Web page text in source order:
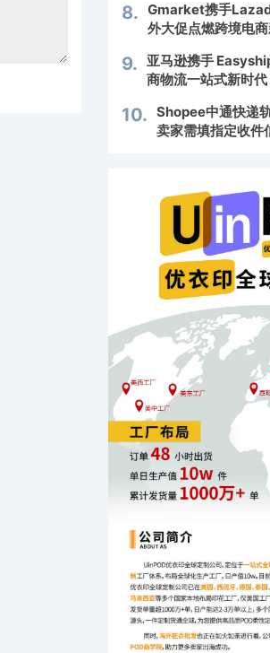
8. Gmarket携手
外大促点燃跨境电商
9. 亚马逊携手
商物流一站式新时代
10. Shopee中通快递
卖家需填指定收件